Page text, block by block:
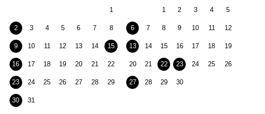
1
2 3 4 5 6 7 8
9 10 11 12 13 14 15
16 17 18 19 20 21 22
23 24 25 26 27 28 29
30 31
1 2 3 4 5
6 7 8 9 10 11 12
13 14 15 16 17 18 19
20 21 22 23 24 25 26
27 28 29 30